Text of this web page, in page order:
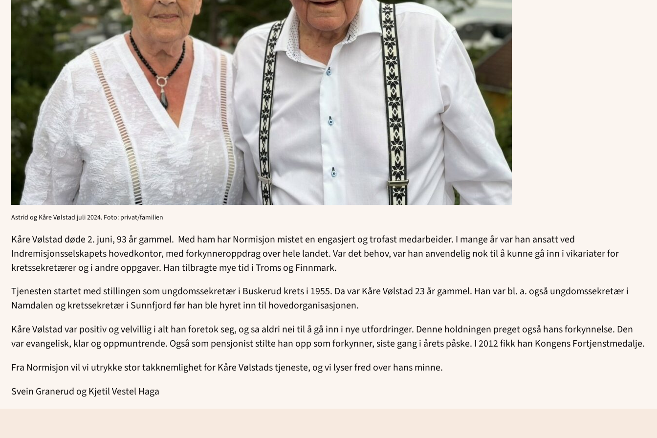
Astrid og Kåre Vølstad juli 2024. Foto: privat/familien
Kåre Vølstad døde 2. juni, 93 år gammel. Med ham har Normisjon mistet en engasjert og trofast medarbeider. I mange år var han ansatt ved
Indremisjonsselskapets hovedkontor, med forkynneroppdrag over hele landet. Var det behov, var han anvendelig nok til å kunne gå inn i vikariater for
kretssekretærer og i andre oppgaver. Han tilbragte mye tid i Troms og Finnmark.
Tjenesten startet med stillingen som ungdomssekretær i Buskerud krets i 1955. Da var Kåre Vølstad 23 år gammel. Han var bl. a. også ungdomssekretær i
Namdalen og kretssekretær i Sunnfjord før han ble hyret inn til hovedorganisasjonen.
Kåre Vølstad var positiv og velvillig i alt han foretok seg, og sa aldri nei til å gå inn i nye utfordringer. Denne holdningen preget også hans forkynnelse. Den
var evangelisk, klar og oppmuntrende. Også som pensjonist stilte han opp som forkynner, siste gang i årets påske. I 2012 fikk han Kongens Fortjenstmedalje.
Fra Normisjon vil vi utrykke stor takknemlighet for Kåre Vølstads tjeneste, og vi lyser fred over hans minne.
Svein Granerud og Kjetil Vestel Haga